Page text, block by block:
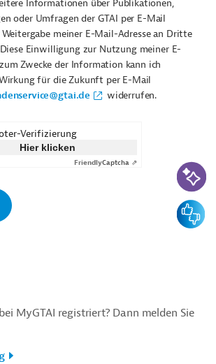
Informationen über Publikationen,
oder Umfragen der GTAI per E-Mail
meiner E-Mail-Adresse an Dritte
Einwilligung zur Nutzung meiner E-
Zwecke der Information kann ich
für die Zukunft per E-Mail
widerrufen.
Verifizierung
Hier klicken
FriendlyCaptcha ⇗
MyGTAI registriert? Dann melden Sie
KI-